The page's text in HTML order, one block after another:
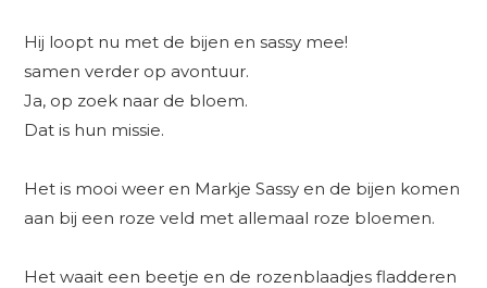
Hij loopt nu met de bijen en sassy mee!
samen verder op avontuur.
Ja, op zoek naar de bloem.
Dat is hun missie.
Het is mooi weer en Markje Sassy en de bijen komen
aan bij een roze veld met allemaal roze bloemen.
Het waait een beetje en de rozenblaadjes fladderen